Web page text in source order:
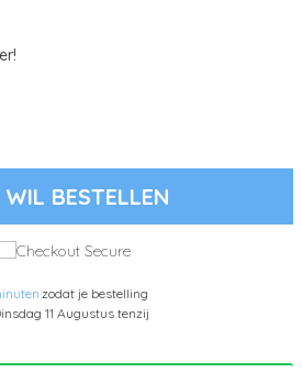
WIL BESTELLEN
zodat je bestelling
11 Augustus tenzij